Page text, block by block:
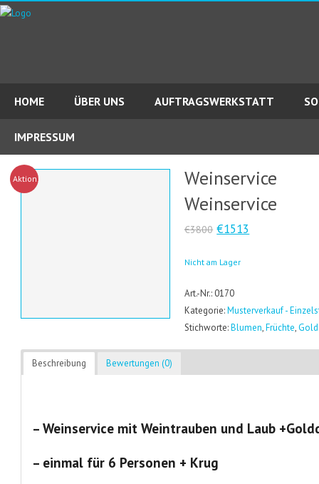
HOME ÜBER UNS AUFTRAGSWERKSTATT
IMPRESSUM
Aktion!
Weinservice
Weinservice
€3800 €1513
Nicht am Lager
Art.-Nr.: 0170
Kategorie:Musterverkauf -
Stichworte:Blumen,Früchte,Gold
Beschreibung Bewertungen (0)
– Weinservice mit Weintrauben und Laub
– einmal für 6 Personen + Krug